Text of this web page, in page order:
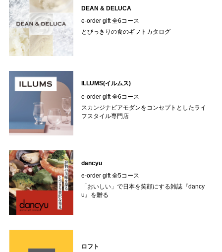
DEAN & DELUCA
e-order gift 全6コース
とびっきりの食のギフトカタログ
ILLUMS(イルムス)
e-order gift 全6コース
スカンジナビアモダンをコンセプトとしたライ
フスタイル専門店
dancyu
e-order gift 全5コース
「おいしい」で日本を笑顔にする雑誌『dancy
u』を贈る
ロフト